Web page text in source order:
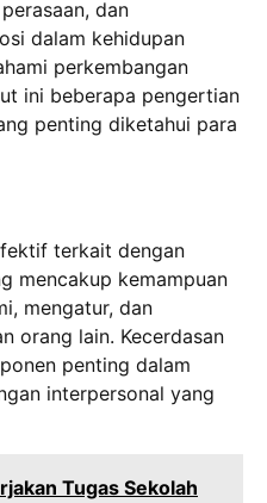
dan
dalam kehidupan
perkembangan
ini beberapa pengertian
penting diketahui para
terkait dengan
mencakup kemampuan
mengatur, dan
orang lain. Kecerdasan
penting dalam
interpersonal yang
Tugas Sekolah